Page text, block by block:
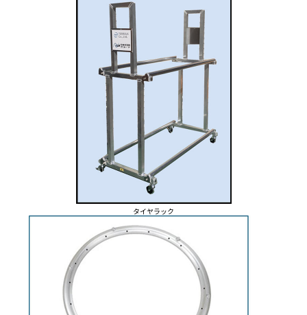
タイヤラック